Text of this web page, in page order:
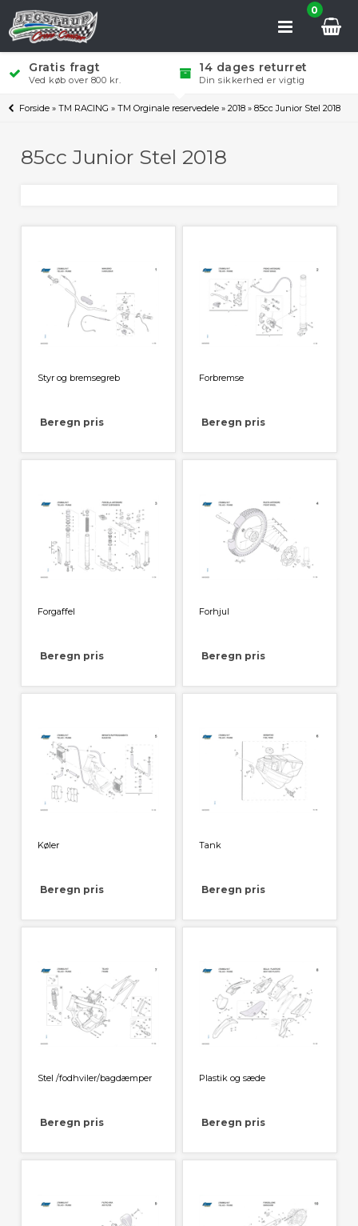
0
Gratis fragt
Ved køb over 800 kr.
14 dages returret
Din sikkerhed er vigtig
Forside »TM RACING »TM Orginale reservedele »2018 »85cc Junior Stel 2018
85cc Junior Stel 2018
Styr og bremsegreb
Beregn pris
Forbremse
Beregn pris
Forgaffel
Beregn pris
Forhjul
Beregn pris
Køler
Beregn pris
Tank
Beregn pris
Stel /fodhviler/bagdæmper
Beregn pris
Plastik og sæde
Beregn pris